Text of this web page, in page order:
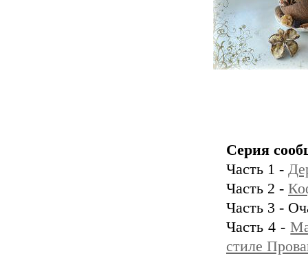
Серия
Часть 1 -
Часть 2 -
Часть 3 -
Часть 4 -
стиле